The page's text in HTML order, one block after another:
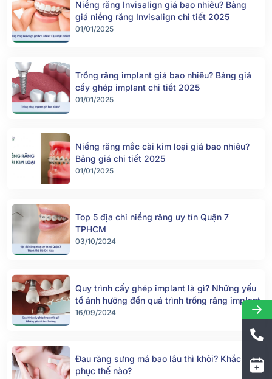
Niềng răng Invisalign giá bao nhiêu? Bảng
giá niềng răng Invisalign chi tiết 2025
01/01/2025
Trồng răng implant giá bao nhiêu? Bảng giá
cấy ghép implant chi tiết 2025
01/01/2025
Niềng răng mắc cài kim loại giá bao nhiêu?
Bảng giá chi tiết 2025
01/01/2025
Top 5 địa chỉ niềng răng uy tín Quận 7
TPHCM
03/10/2024
Quy trình cấy ghép implant là gì? Những yếu
tố ảnh hưởng đến quá trình trồng răng implant
16/09/2024
Đau răng sưng má bao lâu thì khỏi? Khắc
phục thế nào?